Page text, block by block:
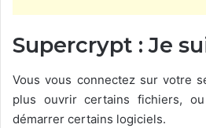
Supercrypt : Je
Vous vous connectez sur votre
plus ouvrir certains fichiers,
démarrer certains logiciels.